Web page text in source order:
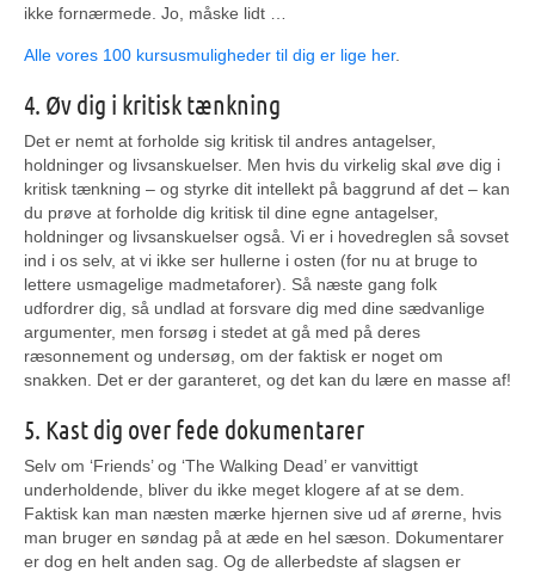
ikke fornærmede. Jo, måske lidt …
Alle vores 100 kursusmuligheder til dig er lige her.
4. Øv dig i kritisk tænkning
Det er nemt at forholde sig kritisk til andres antagelser,
holdninger og livsanskuelser. Men hvis du virkelig skal øve dig i
kritisk tænkning – og styrke dit intellekt på baggrund af det – kan
du prøve at forholde dig kritisk til dine egne antagelser,
holdninger og livsanskuelser også. Vi er i hovedreglen så sovset
ind i os selv, at vi ikke ser hullerne i osten (for nu at bruge to
lettere usmagelige madmetaforer). Så næste gang folk
udfordrer dig, så undlad at forsvare dig med dine sædvanlige
argumenter, men forsøg i stedet at gå med på deres
ræsonnement og undersøg, om der faktisk er noget om
snakken. Det er der garanteret, og det kan du lære en masse af!
5. Kast dig over fede dokumentarer
Selv om ‘Friends’ og ‘The Walking Dead’ er vanvittigt
underholdende, bliver du ikke meget klogere af at se dem.
Faktisk kan man næsten mærke hjernen sive ud af ørerne, hvis
man bruger en søndag på at æde en hel sæson. Dokumentarer
er dog en helt anden sag. Og de allerbedste af slagsen er